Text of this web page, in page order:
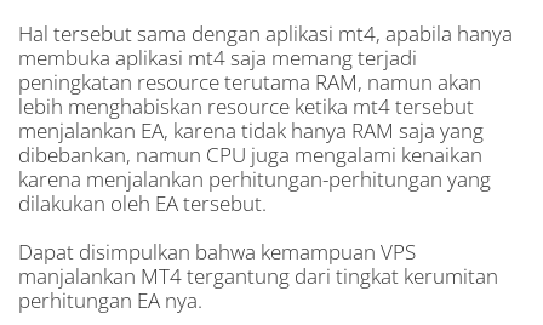
Hal tersebut sama dengan aplikasi mt4, apabila hanya
membuka aplikasi mt4 saja memang terjadi
peningkatan resource terutama RAM, namun akan
lebih menghabiskan resource ketika mt4 tersebut
menjalankan EA, karena tidak hanya RAM saja yang
dibebankan, namun CPU juga mengalami kenaikan
karena menjalankan perhitungan-perhitungan yang
dilakukan oleh EA tersebut.
Dapat disimpulkan bahwa kemampuan VPS
manjalankan MT4 tergantung dari tingkat kerumitan
perhitungan EA nya.